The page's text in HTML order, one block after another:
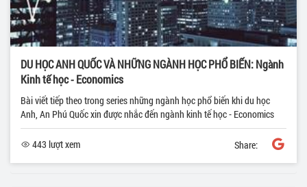
DU HỌC ANH QUỐC VÀ NHỮNG NGÀNH HỌC PHỔ BIẾN: Ngành
Kinh tế học - Economics
Bài viết tiếp theo trong series những ngành học phổ biến khi du học
Anh, An Phú Quốc xin được nhắc đến ngành kinh tế học - Economics
443 lượt xem Share: